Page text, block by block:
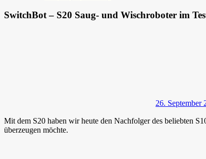
SwitchBot – S20 Saug- und Wischroboter im
26. September
Mit dem S20 haben wir heute den Nachfolger des beliebten
überzeugen möchte.